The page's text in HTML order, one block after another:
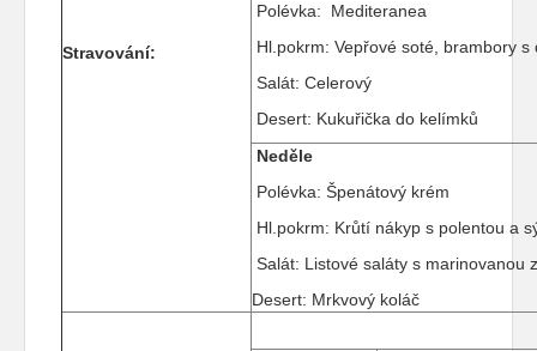
Stravování:
Polévka:
Hl.pokrm: Vepřové soté, brambory
Salát: Celerový
Desert: Kukuřička do kelímků
Neděle
Polévka: Špenátový krém
Hl.pokrm: Krůtí nákyp s polentou a
Salát: Listové saláty s marinovanou
Desert: Mrkvový koláč